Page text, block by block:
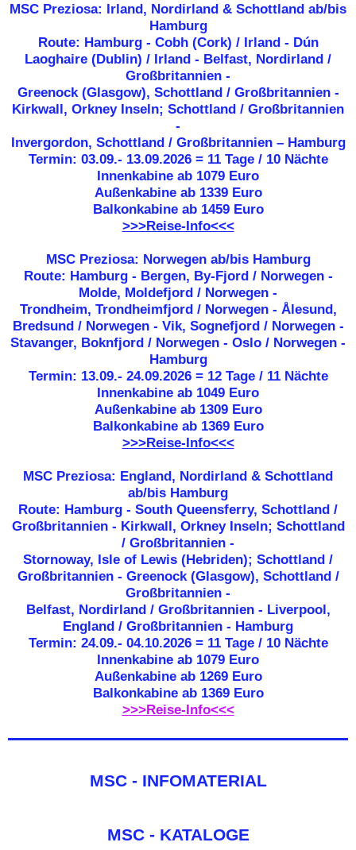
MSC Preziosa: Irland, Nordirland & Schottland ab/bis
Hamburg
Route: Hamburg - Cobh (Cork) / Irland - Dún
Laoghaire (Dublin) / Irland - Belfast, Nordirland /
Großbritannien -
Greenock (Glasgow), Schottland / Großbritannien -
Kirkwall, Orkney Inseln; Schottland / Großbritannien
-
Invergordon, Schottland / Großbritannien – Hamburg
Termin: 03.09.- 13.09.2026 = 11 Tage / 10 Nächte
Innenkabine ab 1079 Euro
Außenkabine ab 1339 Euro
Balkonkabine ab 1459 Euro
>>>Reise-Info<<<
MSC Preziosa: Norwegen ab/bis Hamburg
Route: Hamburg - Bergen, By-Fjord / Norwegen -
Molde, Moldefjord / Norwegen -
Trondheim, Trondheimfjord / Norwegen - Ålesund,
Bredsund / Norwegen - Vik, Sognefjord / Norwegen -
Stavanger, Boknfjord / Norwegen - Oslo / Norwegen -
Hamburg
Termin: 13.09.- 24.09.2026 = 12 Tage / 11 Nächte
Innenkabine ab 1049 Euro
Außenkabine ab 1309 Euro
Balkonkabine ab 1369 Euro
>>>Reise-Info<<<
MSC Preziosa: England, Nordirland & Schottland
ab/bis Hamburg
Route: Hamburg - South Queensferry, Schottland /
Großbritannien - Kirkwall, Orkney Inseln; Schottland
/ Großbritannien -
Stornoway, Isle of Lewis (Hebriden); Schottland /
Großbritannien - Greenock (Glasgow), Schottland /
Großbritannien -
Belfast, Nordirland / Großbritannien - Liverpool,
England / Großbritannien - Hamburg
Termin: 24.09.- 04.10.2026 = 11 Tage / 10 Nächte
Innenkabine ab 1079 Euro
Außenkabine ab 1269 Euro
Balkonkabine ab 1369 Euro
>>>Reise-Info<<<
MSC - INFOMATERIAL
MSC - KATALOGE